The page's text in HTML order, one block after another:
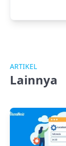
ARTIKEL
Lainnya